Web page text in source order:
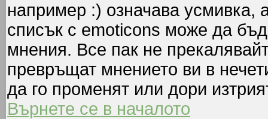
например :) означава усмивка,
списък с emoticons може да
мнения. Все пак не
превръщат мнението ви в
да го променят или дори
Върнете се в началото